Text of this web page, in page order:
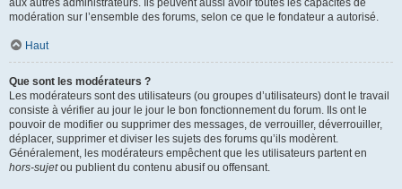
aux autres administrateurs. Ils peuvent aussi avoir toutes les capacités de
modération sur l’ensemble des forums, selon ce que le fondateur a autorisé.
Haut
Que sont les modérateurs ?
Les modérateurs sont des utilisateurs (ou groupes d’utilisateurs) dont le travail
consiste à vérifier au jour le jour le bon fonctionnement du forum. Ils ont le
pouvoir de modifier ou supprimer des messages, de verrouiller, déverrouiller,
déplacer, supprimer et diviser les sujets des forums qu’ils modèrent.
Généralement, les modérateurs empêchent que les utilisateurs partent en
hors-sujetou publient du contenu abusif ou offensant.